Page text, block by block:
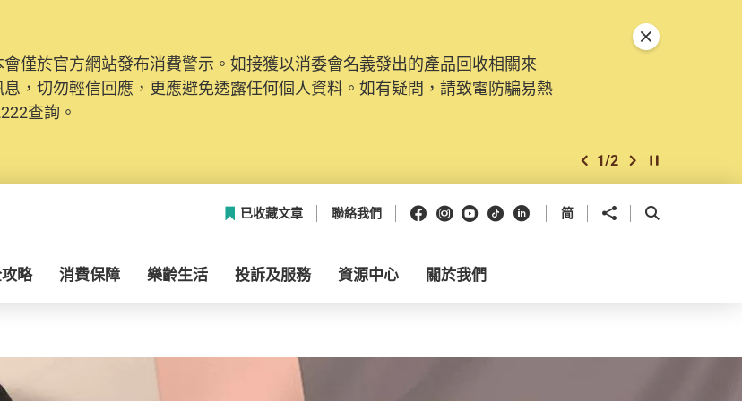
僅於官方網站發布消費警示。如接獲以消委會名義發出的產品回收相關來
，切勿輕信回應，更應避免透露任何個人資料。如有疑問，請致電防騙易熱
查詢。
上一個
1/2 下一個開始/暫停幻燈
關閉特別通告
已收藏文章 聯絡我們 Facebook
Instagram
Youtube
抖音領英 简 分享到 開啟搜尋框
略 消費保障 樂齡生活 投訴及服務 資源中心 關於我們